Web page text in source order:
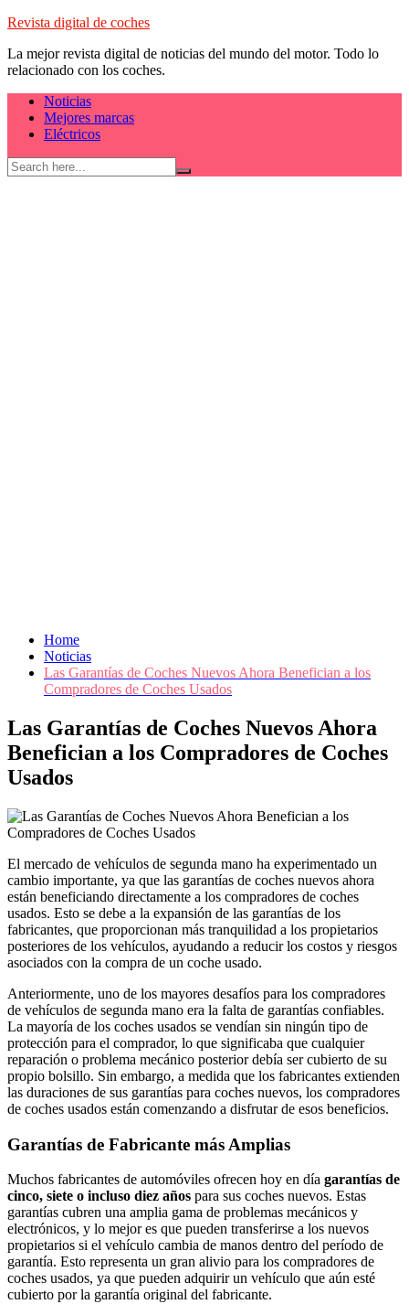
Skip
content
Revista digital de coches
La mejor revista digital de noticias del mundo del motor. Todo lo
relacionado con los coches.
Noticias
Mejores marcas
Eléctricos
Home
Noticias
Las Garantías de Coches Nuevos Ahora Benefician a los
Compradores de Coches Usados
Las Garantías de Coches Nuevos Ahora
Benefician a los Compradores de Coches
Usados
El mercado de vehículos de segunda mano ha experimentado un
cambio importante, ya que las garantías de coches nuevos ahora
están beneficiando directamente a los compradores de coches
usados. Esto se debe a la expansión de las garantías de los
fabricantes, que proporcionan más tranquilidad a los propietarios
posteriores de los vehículos, ayudando a reducir los costos y riesgos
asociados con la compra de un coche usado.
Anteriormente, uno de los mayores desafíos para los compradores
de vehículos de segunda mano era la falta de garantías confiables.
La mayoría de los coches usados se vendían sin ningún tipo de
protección para el comprador, lo que significaba que cualquier
reparación o problema mecánico posterior debía ser cubierto de su
propio bolsillo. Sin embargo, a medida que los fabricantes extienden
las duraciones de sus garantías para coches nuevos, los compradores
de coches usados están comenzando a disfrutar de esos beneficios.
Garantías de Fabricante más Amplias
Muchos fabricantes de automóviles ofrecen hoy en día garantías de
cinco, siete o incluso diez años para sus coches nuevos. Estas
garantías cubren una amplia gama de problemas mecánicos y
electrónicos, y lo mejor es que pueden transferirse a los nuevos
propietarios si el vehículo cambia de manos dentro del período de
garantía. Esto representa un gran alivio para los compradores de
coches usados, ya que pueden adquirir un vehículo que aún esté
cubierto por la garantía original del fabricante.